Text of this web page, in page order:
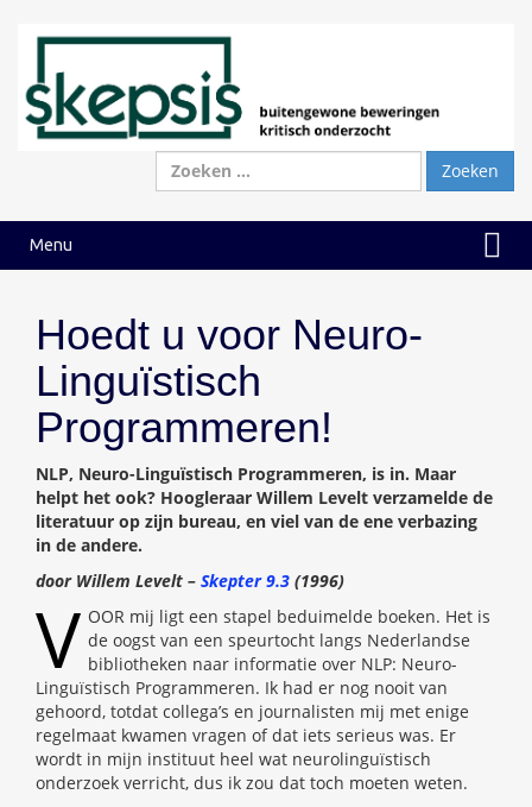
Zoeken
naar:
Menu
Hoedt u voor Neuro-
Linguïstisch
Programmeren!
NLP, Neuro-Linguïstisch Programmeren, is in. Maar
helpt het ook? Hoogleraar Willem Levelt verzamelde de
literatuur op zijn bureau, en viel van de ene verbazing
in de andere.
door Willem Levelt – Skepter 9.3 (1996)
V OOR mij ligt een stapel beduimelde boeken. Het is
de oogst van een speurtocht langs Nederlandse
bibliotheken naar informatie over NLP: Neuro-
Linguïstisch Programmeren. Ik had er nog nooit van
gehoord, totdat collega’s en journalisten mij met enige
regelmaat kwamen vragen of dat iets serieus was. Er
wordt in mijn instituut heel wat neurolinguïstisch
onderzoek verricht, dus ik zou dat toch moeten weten.